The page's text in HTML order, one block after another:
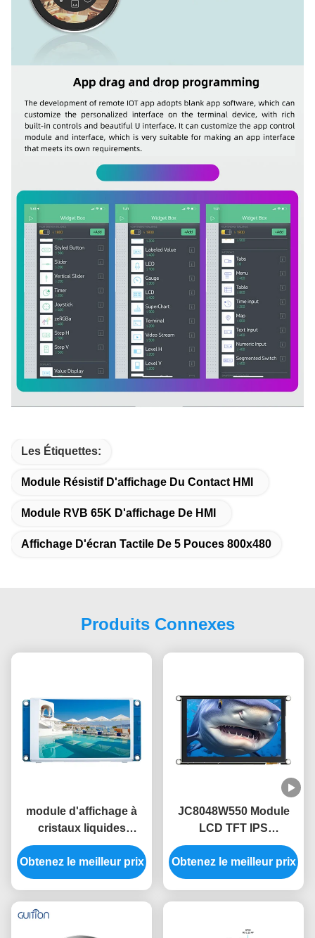
Les Étiquettes:
Module Résistif D'affichage Du Contact HMI
Module RVB 65K D'affichage De HMI
Affichage D'écran Tactile De 5 Pouces 800x480
Produits Connexes
module d'affichage à
cristaux liquides
d'écran tactile du
module 3,5 de 480x320
HMI sans image libre de
Obtenez le meilleur prix
JC8048W550 Module
LCD TFT IPS
fonctionnant à 5 V avec
une consommation
d'énergie de 320 mA
Obtenez le meilleur prix